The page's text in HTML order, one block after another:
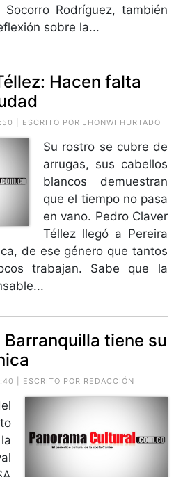
Rodríguez, también
sobre la...
Hacen falta
| ESCRITO POR JHONWI HURTADO
Su rostro se cubre de
arrugas, sus cabellos
blancos demuestran
que el tiempo no pasa
en vano. Pedro Claver
Téllez llegó a Pereira
de ese género que tantos
trabajan. Sabe que la
Barranquilla tiene su
| ESCRITO POR REDACCIÓN